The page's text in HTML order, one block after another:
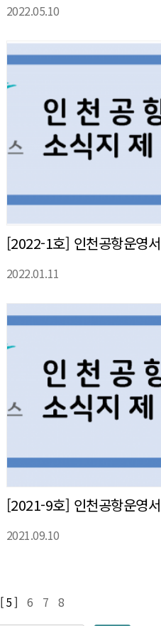
2022.05.10
2022.01.11
2021.09.10
[ 5 ] 6 7 8